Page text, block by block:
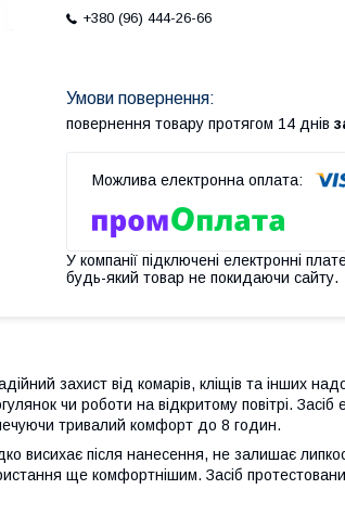
+380 (96) 444-26-66
повернення товару протягом 14 днів
У компанії підключені електронні
будь-який товар не покидаючи сайту.
захист від комарів, кліщів та інших
чи роботи на відкритому повітрі. Засіб
тривалий комфорт до 8 годин.
висихає після нанесення, не залишає
ще комфортнішим. Засіб